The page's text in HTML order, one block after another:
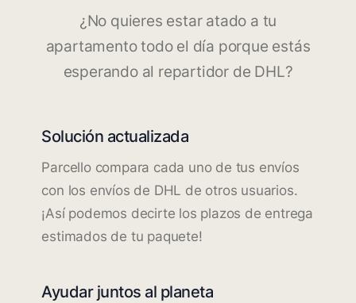
¿No quieres estar atado a tu
apartamento todo el día porque estás
esperando al repartidor de DHL?
Solución actualizada
Parcello compara cada uno de tus envíos
con los envíos de DHL de otros usuarios.
¡Así podemos decirte los plazos de entrega
estimados de tu paquete!
Ayudar juntos al planeta